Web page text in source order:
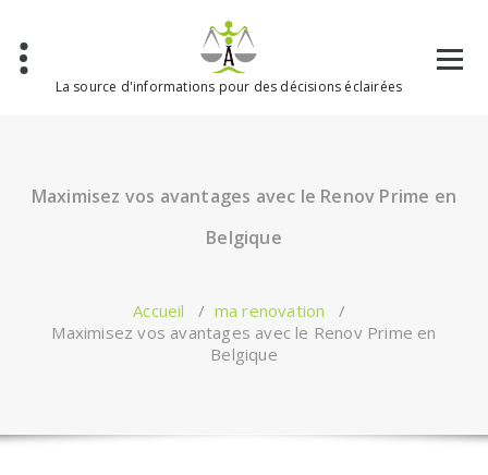
contenu
La source d'informations pour des décisions éclairées
Maximisez vos avantages avec le Renov Prime en
Belgique
Accueil / ma renovation /
Maximisez vos avantages avec le Renov Prime en
Belgique